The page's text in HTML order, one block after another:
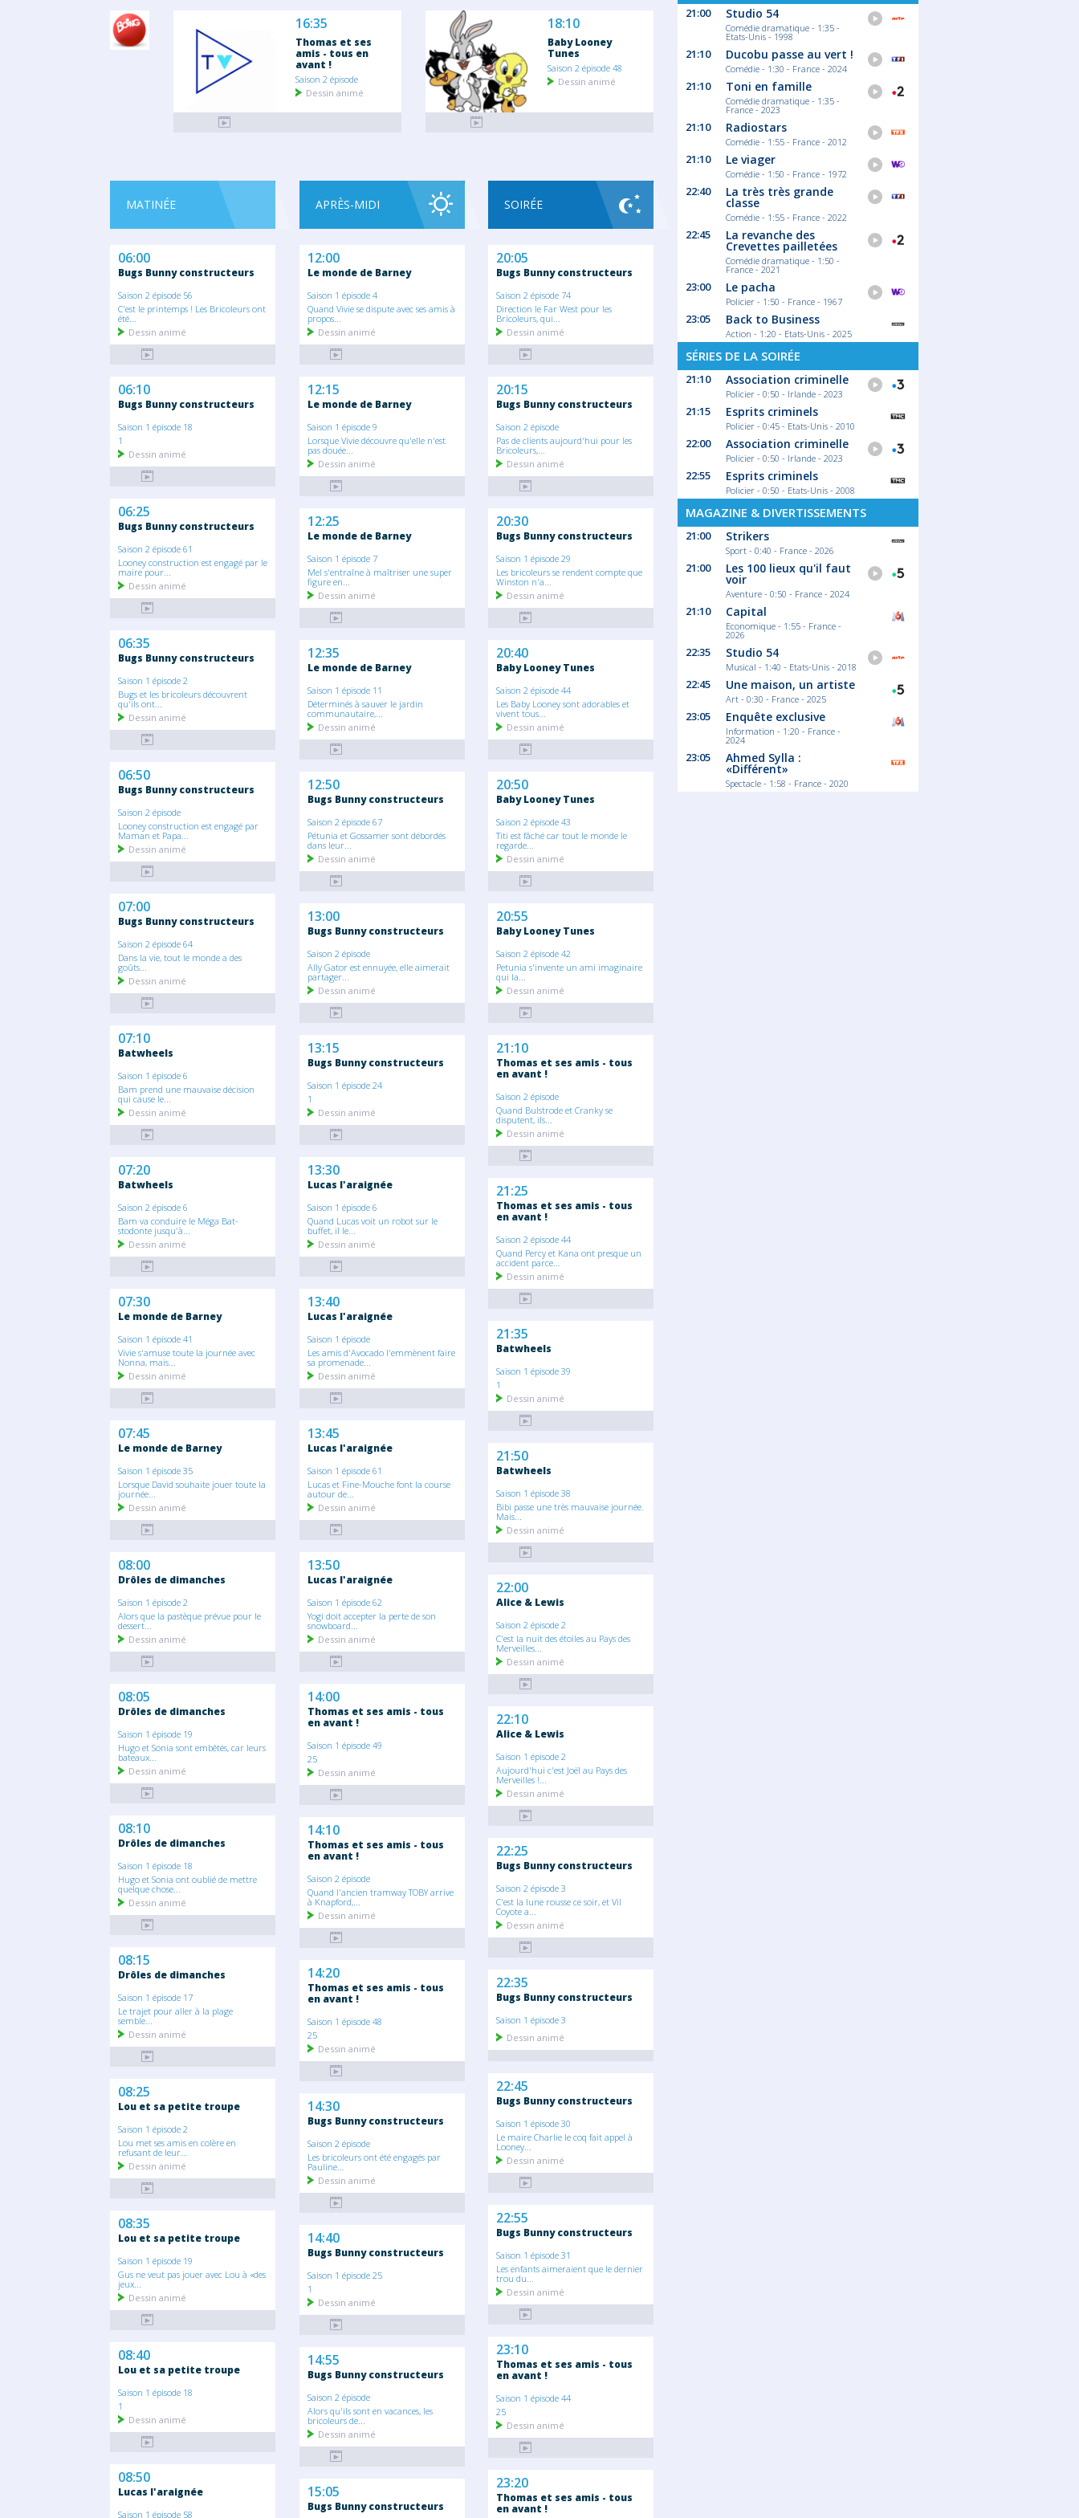
16:35
Thomas et ses
amis - tous en
avant !
Saison 2 épisode
Dessin animé
18:10
Baby Looney
Tunes
Saison 2 épisode 48
Dessin animé
MATINÉE
06:00
Bugs Bunny constructeurs
Saison 2 épisode 56
C'est le printemps ! Les Bricoleurs ont
été...
Dessin animé
06:10
Bugs Bunny constructeurs
Saison 1 épisode 18
1
Dessin animé
06:25
Bugs Bunny constructeurs
Saison 2 épisode 61
Looney construction est engagé par le
maire pour...
Dessin animé
06:35
Bugs Bunny constructeurs
Saison 1 épisode 2
Bugs et les bricoleurs découvrent
qu'ils ont...
Dessin animé
06:50
Bugs Bunny constructeurs
Saison 2 épisode
Looney construction est engagé par
Maman et Papa...
Dessin animé
07:00
Bugs Bunny constructeurs
Saison 2 épisode 64
Dans la vie, tout le monde a des
goûts...
Dessin animé
07:10
Batwheels
Saison 1 épisode 6
Bam prend une mauvaise décision
qui cause le...
Dessin animé
07:20
Batwheels
Saison 2 épisode 6
Bam va conduire le Méga Bat-
stodonte jusqu'à...
Dessin animé
07:30
Le monde de Barney
Saison 1 épisode 41
Vivie s'amuse toute la journée avec
Nonna, mais...
Dessin animé
07:45
Le monde de Barney
Saison 1 épisode 35
Lorsque David souhaite jouer toute la
journée...
Dessin animé
08:00
Drôles de dimanches
Saison 1 épisode 2
Alors que la pastèque prévue pour le
dessert...
Dessin animé
08:05
Drôles de dimanches
Saison 1 épisode 19
Hugo et Sonia sont embêtés, car leurs
bateaux...
Dessin animé
08:10
Drôles de dimanches
Saison 1 épisode 18
Hugo et Sonia ont oublié de mettre
quelque chose...
Dessin animé
08:15
Drôles de dimanches
Saison 1 épisode 17
Le trajet pour aller à la plage
semble...
Dessin animé
08:25
Lou et sa petite troupe
Saison 1 épisode 2
Lou met ses amis en colère en
refusant de leur...
Dessin animé
08:35
Lou et sa petite troupe
Saison 1 épisode 19
Gus ne veut pas jouer avec Lou à «des
jeux...
Dessin animé
08:40
Lou et sa petite troupe
Saison 1 épisode 18
1
Dessin animé
08:50
Lucas l'araignée
Saison 1 épisode 58
APRÈS-MIDI
12:00
Le monde de Barney
Saison 1 épisode 4
Quand Vivie se dispute avec ses amis à
propos...
Dessin animé
12:15
Le monde de Barney
Saison 1 épisode 9
Lorsque Vivie découvre qu'elle n'est
pas douée...
Dessin animé
12:25
Le monde de Barney
Saison 1 épisode 7
Mel s'entraîne à maîtriser une super
figure en...
Dessin animé
12:35
Le monde de Barney
Saison 1 épisode 11
Déterminés à sauver le jardin
communautaire,...
Dessin animé
12:50
Bugs Bunny constructeurs
Saison 2 épisode 67
Pétunia et Gossamer sont débordés
dans leur...
Dessin animé
13:00
Bugs Bunny constructeurs
Saison 2 épisode
Ally Gator est ennuyée, elle aimerait
partager...
Dessin animé
13:15
Bugs Bunny constructeurs
Saison 1 épisode 24
1
Dessin animé
13:30
Lucas l'araignée
Saison 1 épisode 6
Quand Lucas voit un robot sur le
buffet, il le...
Dessin animé
13:40
Lucas l'araignée
Saison 1 épisode
Les amis d'Avocado l'emmènent faire
sa promenade...
Dessin animé
13:45
Lucas l'araignée
Saison 1 épisode 61
Lucas et Fine-Mouche font la course
autour de...
Dessin animé
13:50
Lucas l'araignée
Saison 1 épisode 62
Yogi doit accepter la perte de son
snowboard...
Dessin animé
14:00
Thomas et ses amis - tous
en avant !
Saison 1 épisode 49
25
Dessin animé
14:10
Thomas et ses amis - tous
en avant !
Saison 2 épisode
Quand l'ancien tramway TOBY arrive
à Knapford,...
Dessin animé
14:20
Thomas et ses amis - tous
en avant !
Saison 1 épisode 48
25
Dessin animé
14:30
Bugs Bunny constructeurs
Saison 2 épisode
Les bricoleurs ont été engagés par
Pauline...
Dessin animé
14:40
Bugs Bunny constructeurs
Saison 1 épisode 25
1
Dessin animé
14:55
Bugs Bunny constructeurs
Saison 2 épisode
Alors qu'ils sont en vacances, les
bricoleurs de...
Dessin animé
15:05
Bugs Bunny constructeurs
SOIRÉE
20:05
Bugs Bunny constructeurs
Saison 2 épisode 74
Direction le Far West pour les
Bricoleurs, qui...
Dessin animé
20:15
Bugs Bunny constructeurs
Saison 2 épisode
Pas de clients aujourd'hui pour les
Bricoleurs,...
Dessin animé
20:30
Bugs Bunny constructeurs
Saison 1 épisode 29
Les bricoleurs se rendent compte que
Winston n'a...
Dessin animé
20:40
Baby Looney Tunes
Saison 2 épisode 44
Les Baby Looney sont adorables et
vivent tous...
Dessin animé
20:50
Baby Looney Tunes
Saison 2 épisode 43
Titi est fâché car tout le monde le
regarde...
Dessin animé
20:55
Baby Looney Tunes
Saison 2 épisode 42
Petunia s'invente un ami imaginaire
qui la...
Dessin animé
21:10
Thomas et ses amis - tous
en avant !
Saison 2 épisode
Quand Bulstrode et Cranky se
disputent, ils...
Dessin animé
21:25
Thomas et ses amis - tous
en avant !
Saison 2 épisode 44
Quand Percy et Kana ont presque un
accident parce...
Dessin animé
21:35
Batwheels
Saison 1 épisode 39
1
Dessin animé
21:50
Batwheels
Saison 1 épisode 38
Bibi passe une très mauvaise journée.
Mais...
Dessin animé
22:00
Alice & Lewis
Saison 2 épisode 2
C'est la nuit des étoiles au Pays des
Merveilles...
Dessin animé
22:10
Alice & Lewis
Saison 1 épisode 2
Aujourd'hui c'est Joël au Pays des
Merveilles !...
Dessin animé
22:25
Bugs Bunny constructeurs
Saison 2 épisode 3
C'est la lune rousse ce soir, et Vil
Coyote a...
Dessin animé
22:35
Bugs Bunny constructeurs
Saison 1 épisode 3
Dessin animé
22:45
Bugs Bunny constructeurs
Saison 1 épisode 30
Le maire Charlie le coq fait appel à
Looney...
Dessin animé
22:55
Bugs Bunny constructeurs
Saison 1 épisode 31
Les enfants aimeraient que le dernier
trou du...
Dessin animé
23:10
Thomas et ses amis - tous
en avant !
Saison 1 épisode 44
25
Dessin animé
23:20
Thomas et ses amis - tous
en avant !
21:00 Studio 54
Comédie dramatique - 1:35 -
Etats-Unis - 1998
21:10 Ducobu passe au vert !
Comédie - 1:30 - France - 2024
21:10 Toni en famille
Comédie dramatique - 1:35 -
France - 2023
21:10 Radiostars
Comédie - 1:55 - France - 2012
21:10 Le viager
Comédie - 1:50 - France - 1972
22:40 La très très grande
classe
Comédie - 1:55 - France - 2022
22:45 La revanche des
Crevettes pailletées
Comédie dramatique - 1:50 -
France - 2021
23:00 Le pacha
Policier - 1:50 - France - 1967
23:05 Back to Business
Action - 1:20 - Etats-Unis - 2025
SÉRIES DE LA SOIRÉE
21:10 Association criminelle
Policier - 0:50 - Irlande - 2023
21:15 Esprits criminels
Policier - 0:45 - Etats-Unis - 2010
22:00 Association criminelle
Policier - 0:50 - Irlande - 2023
22:55 Esprits criminels
Policier - 0:50 - Etats-Unis - 2008
MAGAZINE & DIVERTISSEMENTS
21:00 Strikers
Sport - 0:40 - France - 2026
21:00 Les 100 lieux qu'il faut
voir
Aventure - 0:50 - France - 2024
21:10 Capital
Economique - 1:55 - France -
2026
22:35 Studio 54
Musical - 1:40 - Etats-Unis - 2018
22:45 Une maison, un artiste
Art - 0:30 - France - 2025
23:05 Enquête exclusive
Information - 1:20 - France -
2024
23:05 Ahmed Sylla :
«Différent»
Spectacle - 1:58 - France - 2020